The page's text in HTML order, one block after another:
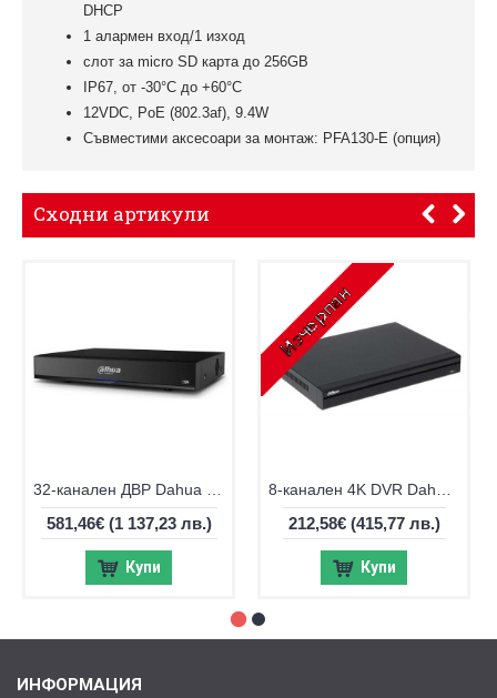
DHCP
1 алармен вход/1 изход
слот за micro SD карта до 256GB
IP67, oт -30°С до +60°С
12VDC, PoE (802.3af), 9.4W
Съвместими аксесоари за монтаж: PFA130-E (опция)
Сходни артикули
581,46€(1 137,23 лв.)
Купи
212,58€(415,77 лв.)
Купи
ИНФОРМАЦИЯ